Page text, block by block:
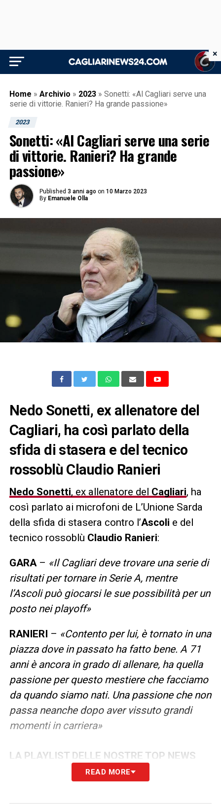
Home » Archivio » 2023 » Sonetti: «Al Cagliari serve una
serie di vittorie. Ranieri? Ha grande passione»
2023
Sonetti: «Al Cagliari serve una serie
di vittorie. Ranieri? Ha grande
passione»
Published 3 anni ago on 10 Marzo 2023
By Emanuele Olla
Nedo Sonetti, ex allenatore del
Cagliari, ha così parlato della
sfida di stasera e del tecnico
rossoblù Claudio Ranieri
Nedo Sonetti, ex allenatore del Cagliari, ha
così parlato ai microfoni de L’Unione Sarda
della sfida di stasera contro l’Ascoli e del
tecnico rossoblù Claudio Ranieri:
GARA– «Il Cagliari deve trovare una serie di
risultati per tornare in Serie A, mentre
l’Ascoli può giocarsi le sue possibilità per un
posto nei playoff»
RANIERI – «Contento per lui, è tornato in una
piazza dove in passato ha fatto bene. A 71
anni è ancora in grado di allenare, ha quella
passione per questo mestiere che facciamo
da quando siamo nati. Una passione che non
passa neanche dopo aver vissuto grandi
momenti in carriera»
LA PLAYLIST DELLE NOSTRE TOP NEWS
READ MORE
×